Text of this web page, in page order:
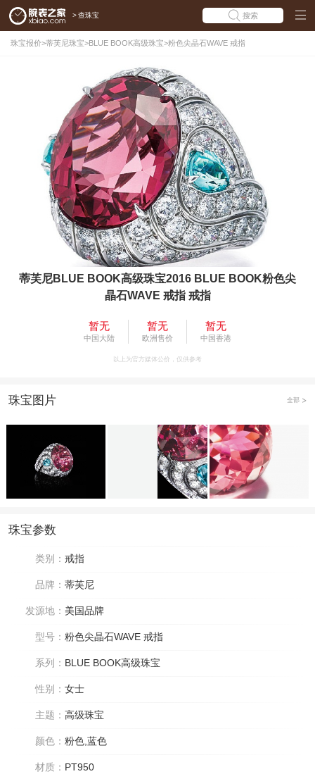
> 查珠宝 搜索
珠宝报价>蒂芙尼珠宝>BLUE BOOK高级珠宝>粉色尖晶石WAVE 戒指
蒂芙尼BLUE BOOK高级珠宝2016 BLUE BOOK粉色尖
晶石WAVE 戒指 戒指
暂无
中国大陆
暂无
欧洲售价
暂无
中国香港
以上为官方媒体公价，仅供参考
珠宝图片 全部
珠宝参数
类别： 戒指
品牌： 蒂芙尼
发源地： 美国品牌
型号： 粉色尖晶石WAVE 戒指
系列： BLUE BOOK高级珠宝
性别： 女士
主题： 高级珠宝
颜色： 粉色,蓝色
材质： PT950